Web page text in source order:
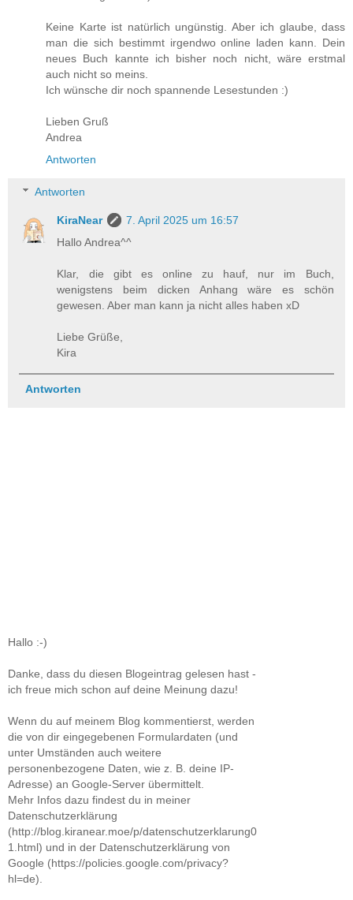
Keine Karte ist natürlich ungünstig. Aber ich glaube, dass
man die sich bestimmt irgendwo online laden kann. Dein
neues Buch kannte ich bisher noch nicht, wäre erstmal
auch nicht so meins.
Ich wünsche dir noch spannende Lesestunden :)
Lieben Gruß
Andrea
Antworten
Antworten
KiraNear
7. April 2025 um 16:57
Hallo Andrea^^
Klar, die gibt es online zu hauf, nur im Buch,
wenigstens beim dicken Anhang wäre es schön
gewesen. Aber man kann ja nicht alles haben xD
Liebe Grüße,
Kira
Antworten
Hallo :-)
Danke, dass du diesen Blogeintrag gelesen hast -
ich freue mich schon auf deine Meinung dazu!
Wenn du auf meinem Blog kommentierst, werden
die von dir eingegebenen Formulardaten (und
unter Umständen auch weitere
personenbezogene Daten, wie z. B. deine IP-
Adresse) an Google-Server übermittelt.
Mehr Infos dazu findest du in meiner
Datenschutzerklärung
(http://blog.kiranear.moe/p/datenschutzerklarung0
1.html) und in der Datenschutzerklärung von
Google (https://policies.google.com/privacy?
hl=de).